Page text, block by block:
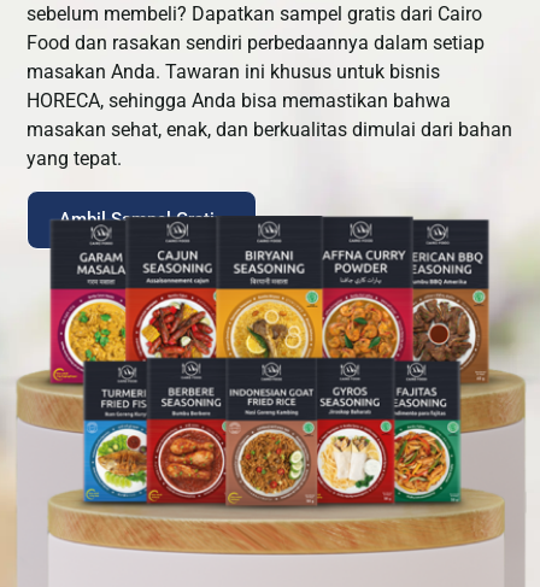
sebelum membeli? Dapatkan sampel gratis dari Cairo
Food dan rasakan sendiri perbedaannya dalam setiap
masakan Anda. Tawaran ini khusus untuk bisnis
HORECA, sehingga Anda bisa memastikan bahwa
masakan sehat, enak, dan berkualitas dimulai dari bahan
yang tepat.
Ambil Sampel Gratis